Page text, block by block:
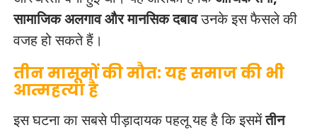
सामाजिक अलगाव और मानसिक दबावउनके इस फैसले की
वजह हो सकते हैं।
तीन मासूमों की मौत: यह समाज की भी
आत्महत्या है
इस घटना का सबसे पीड़ादायक पहलू यह है कि इसमेंतीन